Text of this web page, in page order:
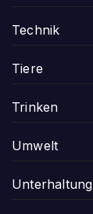
Technik
Tiere
Trinken
Umwelt
Unterhaltung